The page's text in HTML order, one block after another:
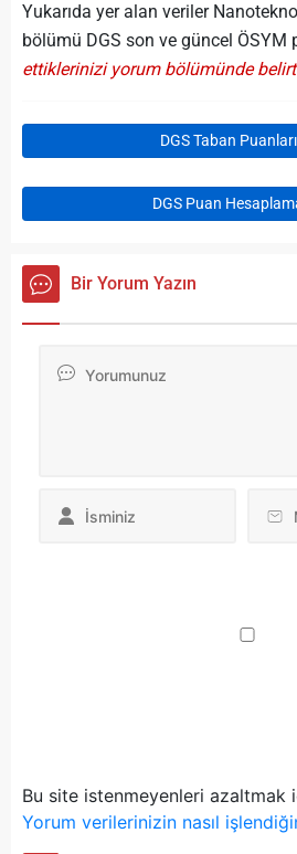
Yukarıda yer alan veriler
bölümü DGS son ve güncel ÖSYM
ettiklerinizi yorum bölümünde
DGS Taban
DGS Puan
Bir Yorum Yazın
Bu site istenmeyenleri azaltmak
Yorum verilerinizin nasıl